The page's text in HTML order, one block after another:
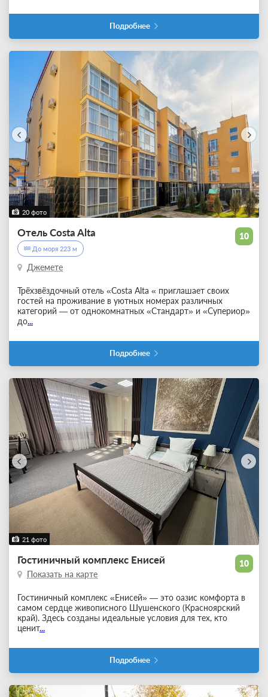
Подробнее
20 фото
10
Отель Costa Alta
До моря 223 м
Джемете
Трёхзвёздочный отель «Costa Alta « приглашает своих
гостей на проживание в уютных номерах различных
категорий — от однокомнатных «Стандарт» и «Супериор»
до...
Подробнее
21 фото
10
Гостиничный комплекс Енисей
Показать на карте
Гостиничный комплекс «Енисей» — это оазис комфорта в
самом сердце живописного Шушенского (Красноярский
край). Здесь созданы идеальные условия для тех, кто
ценит...
Подробнее